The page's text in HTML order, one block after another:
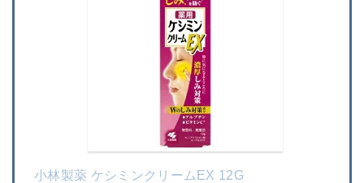
小林製薬 ケシミンクリームEX 12G